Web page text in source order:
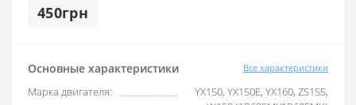
450грн
Основные характеристики Все характеристики
Марка двигателя:
YX150, YX150E, YX160, ZS155,